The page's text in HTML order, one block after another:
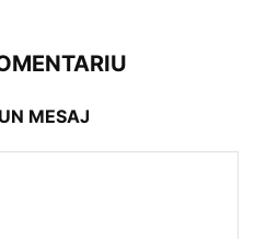
MESAJ